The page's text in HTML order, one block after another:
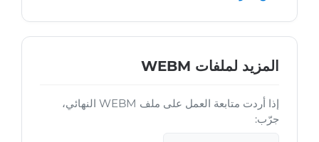
المزيد لملفات WEBM
إذا أردت متابعة العمل على ملف WEBM النهائي،
جرّب: